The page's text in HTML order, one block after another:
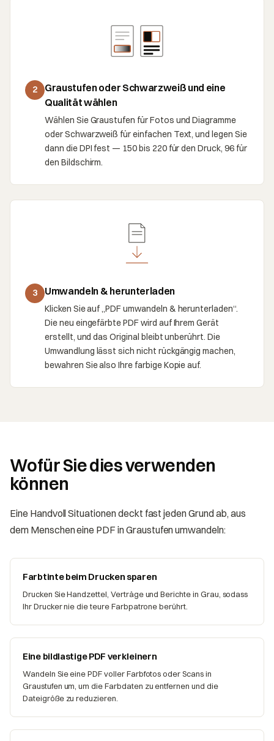
2
Graustufen oder Schwarzweiß und eine
Qualität wählen
Wählen Sie Graustufen für Fotos und Diagramme
oder Schwarzweiß für einfachen Text, und legen Sie
dann die DPI fest — 150 bis 220 für den Druck, 96 für
den Bildschirm.
3 Umwandeln & herunterladen
Klicken Sie auf „PDF umwandeln & herunterladen“.
Die neu eingefärbte PDF wird auf Ihrem Gerät
erstellt, und das Original bleibt unberührt. Die
Umwandlung lässt sich nicht rückgängig machen,
bewahren Sie also Ihre farbige Kopie auf.
Wofür Sie dies verwenden
können
Eine Handvoll Situationen deckt fast jeden Grund ab, aus
dem Menschen eine PDF in Graustufen umwandeln:
Farbtinte beim Drucken sparen
Drucken Sie Handzettel, Verträge und Berichte in Grau, sodass
Ihr Drucker nie die teure Farbpatrone berührt.
Eine bildlastige PDF verkleinern
Wandeln Sie eine PDF voller Farbfotos oder Scans in
Graustufen um, um die Farbdaten zu entfernen und die
Dateigröße zu reduzieren.